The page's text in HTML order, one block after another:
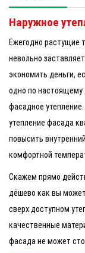
Наружное
Ежегодно растущие
невольно
экономить деньги,
одно по настоящему
фасадное
утепление фасада
повысить
комфортной
Скажем прямо
дёшево как вы
сверх доступном
качественные
фасада не может